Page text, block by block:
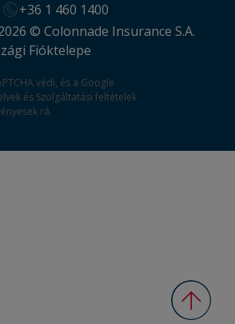
Vissza
© Colonnade Insurance S.A.
Fióktelepe
+36 1 460 1400
védi, és a Google
és Szolgáltatási feltételek
rá.